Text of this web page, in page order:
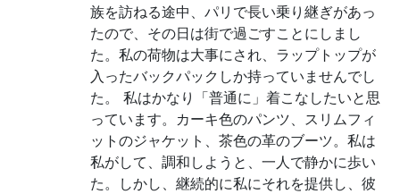
族を訪ねる途中、パリで長い乗り継ぎがあっ
たので、その日は街で過ごすことにしまし
た。私の荷物は大事にされ、ラップトップが
入ったバックパックしか持っていませんでし
た。 私はかなり「普通に」着こなしたいと思
っています。カーキ色のパンツ、スリムフィ
ットのジャケット、茶色の革のブーツ。私は
私がして、調和しようと、一人で静かに歩い
た。しかし、継続的に私にそれを提供し、彼